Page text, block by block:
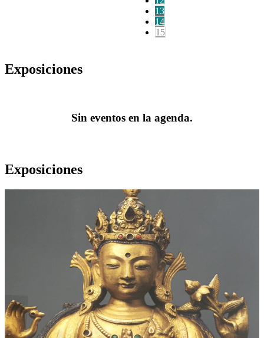
13
14
15
Exposiciones
Sin eventos en la agenda.
Exposiciones